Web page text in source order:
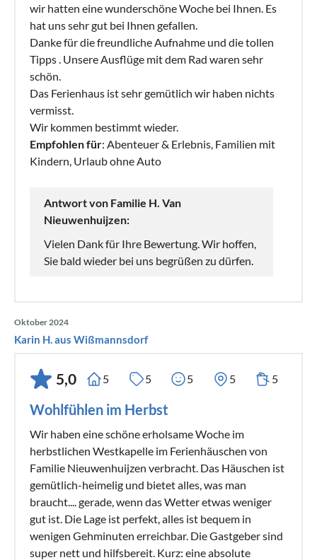
wir hatten eine wunderschöne Woche bei Ihnen. Es
hat uns sehr gut bei Ihnen gefallen.
Danke für die freundliche Aufnahme und die tollen
Tipps . Unsere Ausflüge mit dem Rad waren sehr
schön.
Das Ferienhaus ist sehr gemütlich wir haben nichts
vermisst.
Wir kommen bestimmt wieder.
Empfohlen für: Abenteuer & Erlebnis, Familien mit
Kindern, Urlaub ohne Auto
Antwort von Familie H. Van
Nieuwenhuijzen:
Vielen Dank für Ihre Bewertung. Wir hoffen,
Sie bald wieder bei uns begrüßen zu dürfen.
Oktober 2024
Karin H. aus Wißmannsdorf
5,0 5 5 5 5 5
Wohlfühlen im Herbst
Wir haben eine schöne erholsame Woche im
herbstlichen Westkapelle im Ferienhäuschen von
Familie Nieuwenhuijzen verbracht. Das Häuschen ist
gemütlich-heimelig und bietet alles, was man
braucht.... gerade, wenn das Wetter etwas weniger
gut ist. Die Lage ist perfekt, alles ist bequem in
wenigen Gehminuten erreichbar. Die Gastgeber sind
super nett und hilfsbereit. Kurz: eine absolute